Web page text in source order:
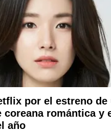
por el estreno de
coreana romántica y
año